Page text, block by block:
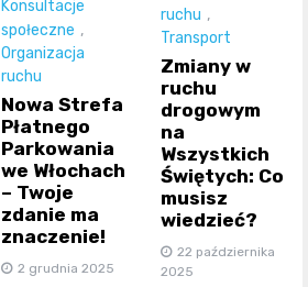
Konsultacje
społeczne ,
Organizacja
ruchu
Nowa Strefa
Płatnego
Parkowania
we Włochach
– Twoje
zdanie ma
znaczenie!
2 grudnia 2025
ruchu ,
Transport
Zmiany w
ruchu
drogowym
na
Wszystkich
Świętych: Co
musisz
wiedzieć?
22 października
2025